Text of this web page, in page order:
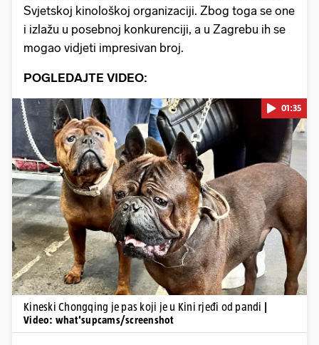
Svjetskoj kinološkoj organizaciji. Zbog toga se one
i izlažu u posebnoj konkurenciji, a u Zagrebu ih se
mogao vidjeti impresivan broj.
POGLEDAJTE VIDEO:
Pokretanje videa...
01:35
Kineski Chongqing je pas koji je u Kini rjeđi od pandi
Video: what'supcams/screenshot